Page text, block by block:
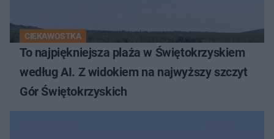
CIEKAWOSTKA
To najpiękniejsza plaża w Świętokrzyskiem
według AI. Z widokiem na najwyższy szczyt
Gór Świętokrzyskich